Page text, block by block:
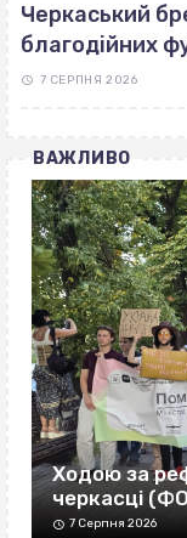
Черкаський
благодійних
7 СЕРПНЯ 2026
ВАЖЛИВО
Ходою за
черкасці
7 Серпня 2026